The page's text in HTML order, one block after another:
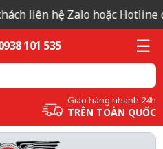
liên hệ Zalo hoặc Hotline
101 535
Giao hàng nhanh 24h
TRÊN TOÀN QUỐC